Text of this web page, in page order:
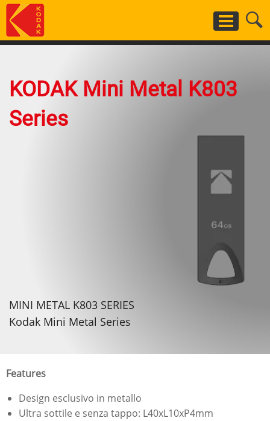
Salta
contenuto
KODAK Mini Metal K803
Series
MINI METAL K803 SERIES
Kodak Mini Metal Series
Features
Design esclusivo in metallo
Ultra sottile e senza tappo: L40xL10xP4mm